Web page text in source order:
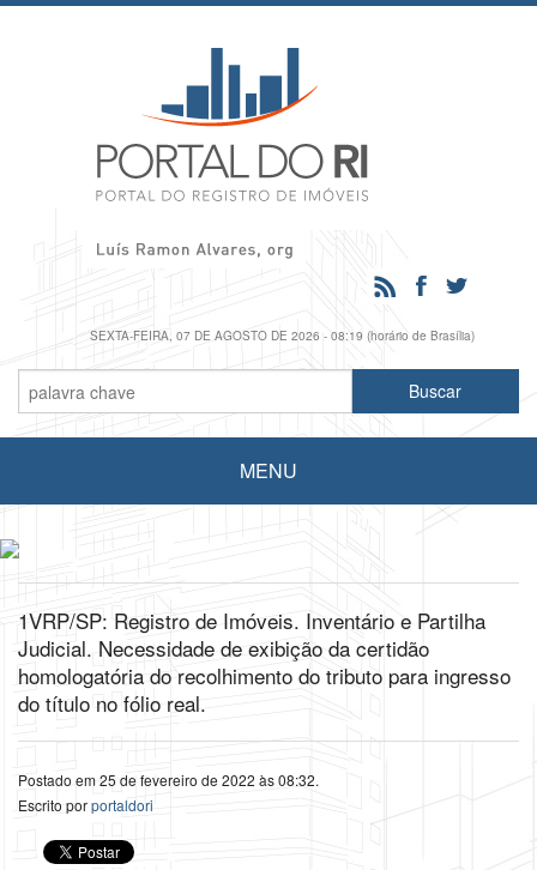
SEXTA-FEIRA, 07 DE AGOSTO DE 2026 - 08:19 (horário de Brasília)
MENU
1VRP/SP: Registro de Imóveis. Inventário e Partilha
Judicial. Necessidade de exibição da certidão
homologatória do recolhimento do tributo para ingresso
do título no fólio real.
Postado em 25 de fevereiro de 2022 às 08:32.
Escrito porportaldori